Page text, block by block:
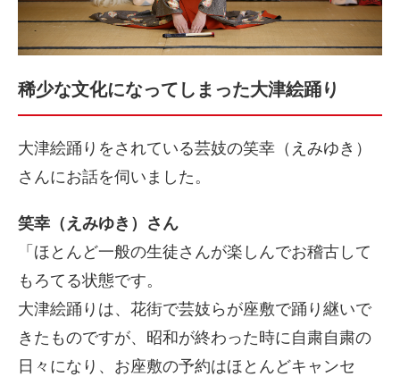
稀少な文化になってしまった大津絵踊り
大津絵踊りをされている芸妓の笑幸（えみゆき）
さんにお話を伺いました。
笑幸（えみゆき）さん
「ほとんど一般の生徒さんが楽しんでお稽古して
もろてる状態です。
大津絵踊りは、花街で芸妓らが座敷で踊り継いで
きたものですが、昭和が終わった時に自粛自粛の
日々になり、お座敷の予約はほとんどキャンセ